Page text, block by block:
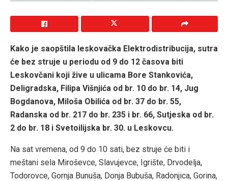
Kako je saopštila leskovačka Elektrodistribucija, sutra
će bez struje u periodu od 9 do 12 časova biti
Leskovčani koji žive u ulicama Bore Stankovića,
Deligradska, Filipa Višnjića od br. 10 do br. 14, Jug
Bogdanova, Miloša Obilića od br. 37 do br. 55,
Radanska od br. 217 do br. 235 i br. 66, Sutjeska od br.
2 do br. 18 i Svetoilijska br. 30. u Leskovcu.
Na sat vremena, od 9 do 10 sati, bez struje će biti i
meštani sela Miroševce, Slavujevce, Igrište, Drvodelja,
Todorovce, Gornja Bunuša, Donja Bubuša, Radonjica, Gorina,